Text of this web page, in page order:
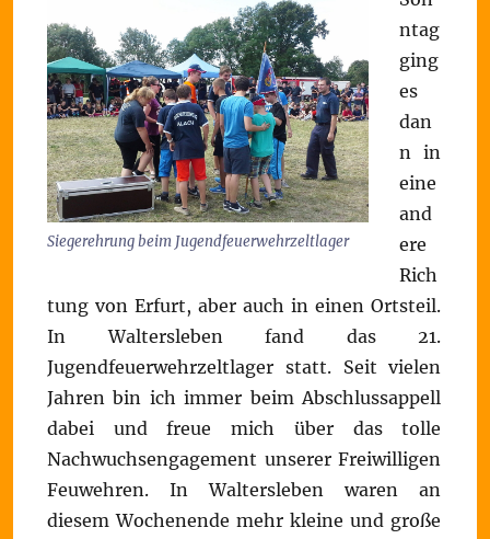
Siegerehrung beim Jugendfeuerwehrzeltlager
ntag
ging
es
dan
n in
eine
and
ere
Rich
tung von Erfurt, aber auch in einen Ortsteil.
In Waltersleben fand das 21.
Jugendfeuerwehrzeltlager statt. Seit vielen
Jahren bin ich immer beim Abschlussappell
dabei und freue mich über das tolle
Nachwuchsengagement unserer Freiwilligen
Feuwehren. In Waltersleben waren an
diesem Wochenende mehr kleine und große